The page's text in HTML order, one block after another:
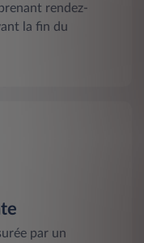
rendez-
la fin du
par un